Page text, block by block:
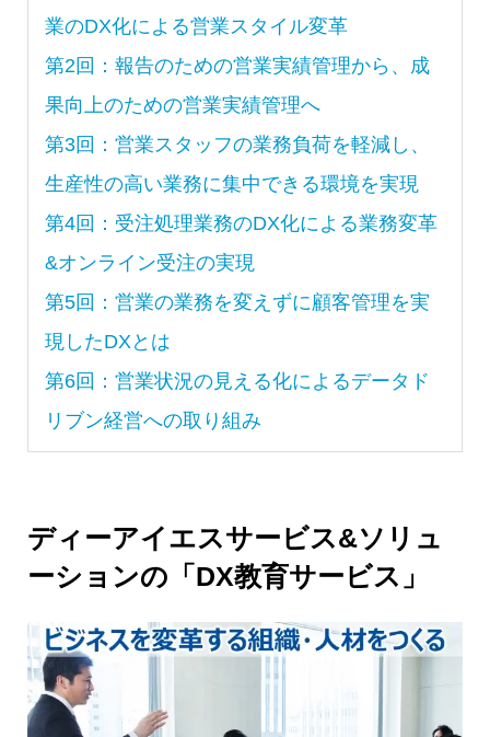
業のDX化による営業スタイル変革
第2回：報告のための営業実績管理から、成
果向上のための営業実績管理へ
第3回：営業スタッフの業務負荷を軽減し、
生産性の高い業務に集中できる環境を実現
第4回：受注処理業務のDX化による業務変革
&オンライン受注の実現
第5回：営業の業務を変えずに顧客管理を実
現したDXとは
第6回：営業状況の見える化によるデータド
リブン経営への取り組み
ディーアイエスサービス&ソリュ
ーションの「DX教育サービス」